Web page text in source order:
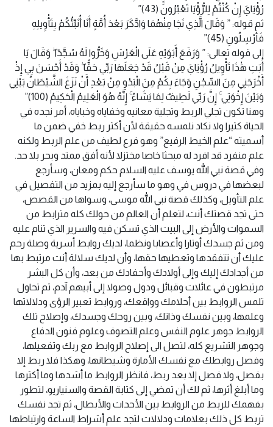
رُؤْيَايَ إِنْ كُنْتُمْ لِلرُّؤْيَا تَعْبُرُونَ (43)”
ثم قوله: ” وَقَالَ الَّذِي نَجَا مِنْهُمَا وَادَّكَرَ بَعْدَ أُمَّةٍ أَنَا أُنَبِّئُكُمْ بِتَأْوِيلِهِ
فَأَرْسِلُونِ (45)”
إلى قوله تعالى: ” وَرَفَعَ أَبَوَيْهِ عَلَى الْعَرْشِ وَخَرُّوا لَهُ سُجَّدًا ۖ وَقَالَ يَا
أَبَتِ هَٰذَا تَأْوِيلُ رُؤْيَايَ مِنْ قَبْلُ قَدْ جَعَلَهَا رَبِّي حَقًّا ۖ وَقَدْ أَحْسَنَ بِي إِذْ
أَخْرَجَنِي مِنَ السِّجْنِ وَجَاءَ بِكُمْ مِنَ الْبَدْوِ مِنْ بَعْدِ أَنْ نَزَغَ الشَّيْطَانُ بَيْنِي
وَبَيْنَ إِخْوَتِي ۚ إِنَّ رَبِّي لَطِيفٌ لِمَا يَشَاءُ ۚ إِنَّهُ هُوَ الْعَلِيمُ الْحَكِيمُ (100)”
وهنا تكون تجلي الربط وتجلية معانيه وخفاياه وخباياه، أمر نجده في
الحياة كثيرا ولا نكاد نلمسه حقيقة لأن أكثر ربط خفي ضمن ما
أسميته “علم الخيط الرفيع” وهو فرع لطيف من علم الربط ولكنه
علم منفرد قد افرد له مبحثا خاصا مختزلا لأنه أفق ممتد وبحر بلا حد.
وفي قصة نبي الله يوسف عليه السلام حكم ومعان، وسأرجع
لبعضها في دروس في وهو ما سأرجع إليه بمزيد من التفصيل في
علم التأويل، وكذلك قصة نبي الله موسى، وسواها من القصص،
حتى تجد قصتك أنت، لتعلم أن العالم من حولك كله مترابط من
السموات والأرض إلى البيت الذي تسكن فيه والسرير الذي تنام عليه
ومن ثم جسدك أوتارا وأعصابا ونظما، لديك روابط أسرية وصلة رحم
عليك أن تتفقدها وتعطيها حقها، وأن لديك سلالة أنت مرتبط بها
من أجدادك إليك وإلى أولادك وأحفادك من بعد، وأن كل البشر
مرتبطون في عائلات وقبائل ودول وصولا إلى أبيهم آدم، ثم تحاول
تلمس الروابط بين أحلامك وواقعك، وروابط تعبير الرؤى ودلالاتها
وعلمها، وبين نفسك وذاتك، وبين روحك وجسدك، وإصلاح تلك
الروابط جوهر علوم النفس وعلم التصوف وعلوم فنون الدفاع
وجوهر التشريع كله، لتصل الى إصلاح الروابط مع ربك وتفعيلها،
وفصل روابطك مع نفسك الأمارة وشيطانها، وهكذا فلا ربط إلا
بفصل، ولا فصل إلا بعد ربط، فانظر الروابط ما أشدها وما أكثرها
وما أبلغ أثرها، ثم لك أن تمضي إلى كتابة القصة والسنياريو، لتطور
بفهمك للربط من الروابط بين الأحداث والأبطال، ثم تجد نفسك
تربط كل ذلك بعلامات ودلالات لتجد علم أشراط الساعة وارتباطها